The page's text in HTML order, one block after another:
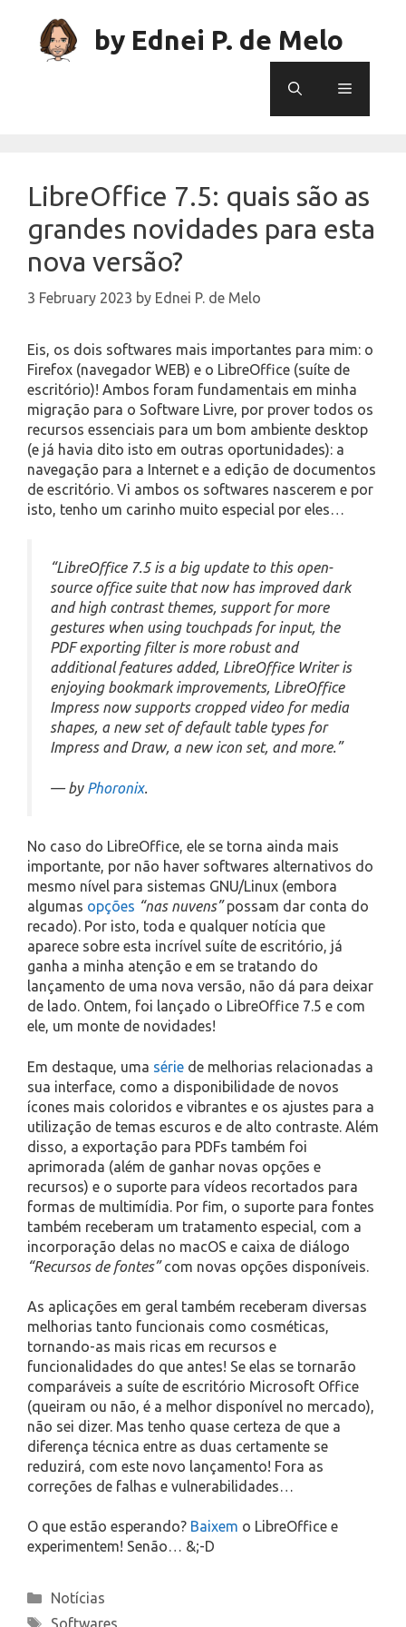
content
by Ednei P. de Melo
Menu
LibreOffice 7.5: quais são as
grandes novidades para esta
nova versão?
3 February 2023 by Ednei P. de Melo
Eis, os dois softwares mais importantes para mim: o
Firefox (navegador WEB) e o LibreOffice (suíte de
escritório)! Ambos foram fundamentais em minha
migração para o Software Livre, por prover todos os
recursos essenciais para um bom ambiente desktop
(e já havia dito isto em outras oportunidades): a
navegação para a Internet e a edição de documentos
de escritório. Vi ambos os softwares nascerem e por
isto, tenho um carinho muito especial por eles…
“LibreOffice 7.5 is a big update to this open-
source office suite that now has improved dark
and high contrast themes, support for more
gestures when using touchpads for input, the
PDF exporting filter is more robust and
additional features added, LibreOffice Writer is
enjoying bookmark improvements, LibreOffice
Impress now supports cropped video for media
shapes, a new set of default table types for
Impress and Draw, a new icon set, and more.”
— by Phoronix.
No caso do LibreOffice, ele se torna ainda mais
importante, por não haver softwares alternativos do
mesmo nível para sistemas GNU/Linux (embora
algumas opções “nas nuvens”possam dar conta do
recado). Por isto, toda e qualquer notícia que
aparece sobre esta incrível suíte de escritório, já
ganha a minha atenção e em se tratando do
lançamento de uma nova versão, não dá para deixar
de lado. Ontem, foi lançado o LibreOffice 7.5 e com
ele, um monte de novidades!
Em destaque, uma série de melhorias relacionadas a
sua interface, como a disponibilidade de novos
ícones mais coloridos e vibrantes e os ajustes para a
utilização de temas escuros e de alto contraste. Além
disso, a exportação para PDFs também foi
aprimorada (além de ganhar novas opções e
recursos) e o suporte para vídeos recortados para
formas de multimídia. Por fim, o suporte para fontes
também receberam um tratamento especial, com a
incorporação delas no macOS e caixa de diálogo
“Recursos de fontes”com novas opções disponíveis.
As aplicações em geral também receberam diversas
melhorias tanto funcionais como cosméticas,
tornando-as mais ricas em recursos e
funcionalidades do que antes! Se elas se tornarão
comparáveis a suíte de escritório Microsoft Office
(queiram ou não, é a melhor disponível no mercado),
não sei dizer. Mas tenho quase certeza de que a
diferença técnica entre as duas certamente se
reduzirá, com este novo lançamento! Fora as
correções de falhas e vulnerabilidades…
O que estão esperando? Baixem o LibreOffice e
experimentem! Senão… &;-D
Categories
Notícias
Tags
Softwares